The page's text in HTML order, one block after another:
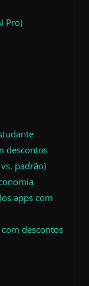
Pro)
descontos
padrão)
apps com
descontos